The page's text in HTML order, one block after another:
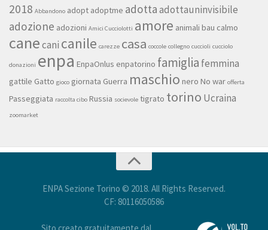
2018 Abbandono adopt adoptme adottaadottauninvisibile
adozione adozioni Amici Cucciolotti amore animali bau calmo
canecani canile carezze casa coccole collegno cuccioli cucciolo
donazioni enpa EnpaOnlus enpatorino famiglia femmina
gattile Gatto gioco giornata Guerra maschio nero No war offerta
Passeggiata raccolta cibo Russia socievole tigrato torino Ucraina
zoomarket
ENPA Sezione Torino © 2018. All Rights Reserved.
CF: 80116050586